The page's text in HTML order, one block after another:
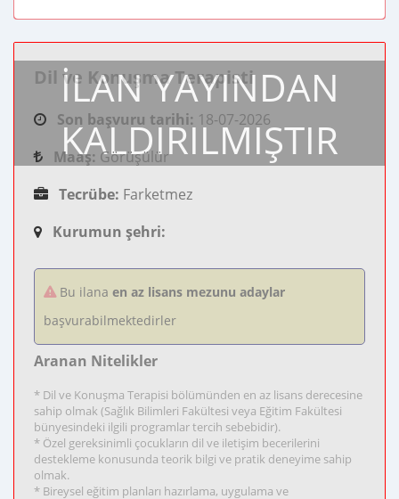
İLAN YAYINDAN
KALDIRILMIŞTIR
Dil ve Konuşma Terapisti
Son başvuru tarihi: 18-07-2026
Maaş: Görüşülür
Tecrübe: Farketmez
Kurumun şehri:
Bu ilana en az lisans mezunu adaylar
başvurabilmektedirler
Aranan Nitelikler
* Dil ve Konuşma Terapisi bölümünden en az lisans derecesine
sahip olmak (Sağlık Bilimleri Fakültesi veya Eğitim Fakültesi
bünyesindeki ilgili programlar tercih sebebidir).
* Özel gereksinimli çocukların dil ve iletişim becerilerini
destekleme konusunda teorik bilgi ve pratik deneyime sahip
olmak.
* Bireysel eğitim planları hazırlama, uygulama ve